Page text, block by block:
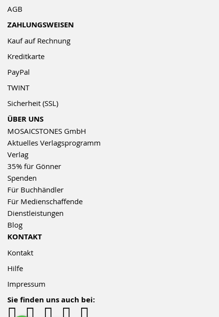
AGB
ZAHLUNGSWEISEN
Kauf auf Rechnung
Kreditkarte
PayPal
TWINT
Sicherheit (SSL)
ÜBER UNS
MOSAICSTONES GmbH
Aktuelles Verlagsprogramm
Verlag
35% für Gönner
Spenden
Für Buchhändler
Für Medienschaffende
Dienstleistungen
Blog
KONTAKT
Kontakt
Hilfe
Impressum
Sie finden uns auch bei: